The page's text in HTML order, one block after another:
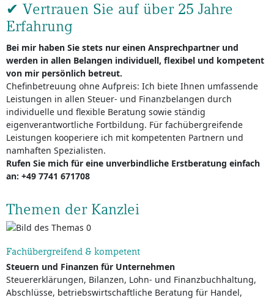
✔ Vertrauen Sie auf über 25 Jahre
Erfahrung
Bei mir haben Sie stets nur einen Ansprechpartner und
werden in allen Belangen individuell, flexibel und kompetent
von mir persönlich betreut.
Chefinbetreuung ohne Aufpreis: Ich biete Ihnen umfassende
Leistungen in allen Steuer- und Finanzbelangen durch
individuelle und flexible Beratung sowie ständig
eigenverantwortliche Fortbildung. Für fachübergreifende
Leistungen kooperiere ich mit kompetenten Partnern und
namhaften Spezialisten.
Rufen Sie mich für eine unverbindliche Erstberatung einfach
an: +49 7741 671708
Themen der Kanzlei
Fachübergreifend & kompetent
Steuern und Finanzen für Unternehmen
Steuererklärungen, Bilanzen, Lohn- und Finanzbuchhaltung,
Abschlüsse, betriebswirtschaftliche Beratung für Handel,